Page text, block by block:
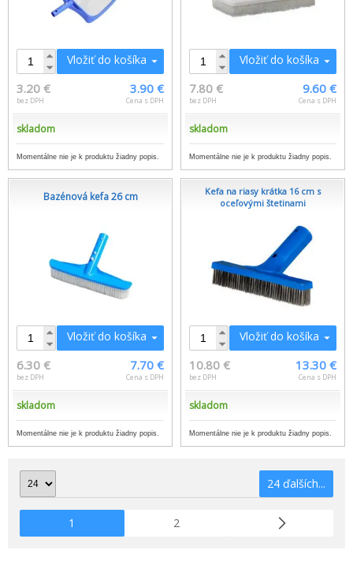
Vložiť do košíka
3.20 €
bez DPH
3.90 €
Cena s DPH
skladom
Momentálne nie je k produktu žiadny popis.
Vložiť do košíka
7.80 €
bez DPH
9.60 €
Cena s DPH
skladom
Momentálne nie je k produktu žiadny popis.
Bazénová kefa 26 cm
Vložiť do košíka
6.30 €
bez DPH
7.70 €
Cena s DPH
skladom
Momentálne nie je k produktu žiadny popis.
Kefa na riasy krátka 16 cm s
oceľovými štetinami
Vložiť do košíka
10.80 €
bez DPH
13.30 €
Cena s DPH
skladom
Momentálne nie je k produktu žiadny popis.
24 ďalších...
1 2